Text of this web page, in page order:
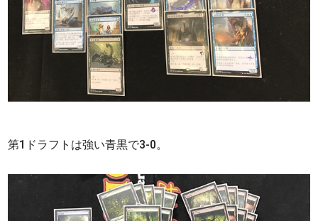
第1ドラフトは強い青黒で3-0。